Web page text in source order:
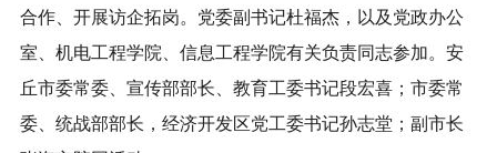
合作、开展访企拓岗。党委副书记杜福杰，以及党政办公
室、机电工程学院、信息工程学院有关负责同志参加。安
丘市委常委、宣传部部长、教育工委书记段宏喜；市委常
委、统战部部长，经济开发区党工委书记孙志堂；副市长